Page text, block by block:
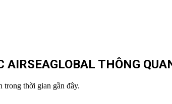
THÔNG
trong thời gian gần đây.